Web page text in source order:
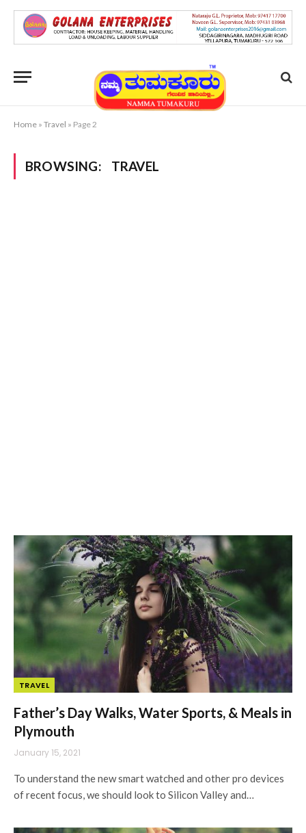
Home » Travel » Page 2
BROWSING: TRAVEL
TRAVEL
Father’s Day Walks, Water Sports, & Meals in
Plymouth
January 15, 2021
To understand the new smart watched and other pro devices
of recent focus, we should look to Silicon Valley and…